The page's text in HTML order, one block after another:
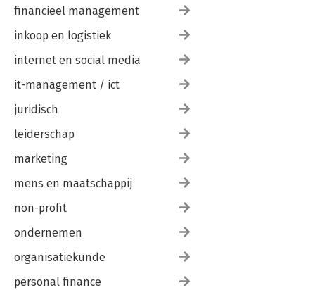
financieel management
inkoop en logistiek
internet en social media
it-management / ict
juridisch
leiderschap
marketing
mens en maatschappij
non-profit
ondernemen
organisatiekunde
personal finance